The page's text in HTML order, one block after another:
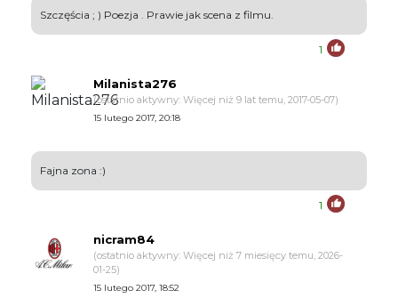
Szczęścia ; ) Poezja . Prawie jak scena z filmu.
1
Milanista276
(ostatnio aktywny: Więcej niż 9 lat temu, 2017-05-07)
15 lutego 2017, 20:18
Fajna zona :)
1
nicram84
(ostatnio aktywny: Więcej niż 7 miesięcy temu, 2026-
01-25)
15 lutego 2017, 18:52